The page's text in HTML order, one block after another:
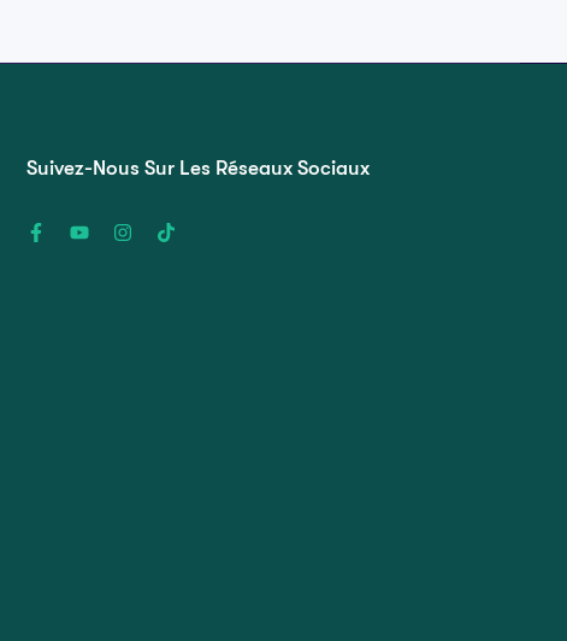
Suivez-Nous Sur Les Réseaux Sociaux